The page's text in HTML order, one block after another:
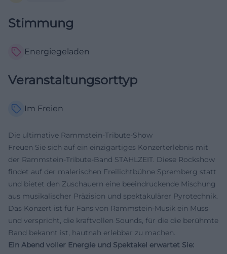
Stimmung
Energiegeladen
Veranstaltungsorttyp
Im Freien
Die ultimative Rammstein-Tribute-Show
Freuen Sie sich auf ein einzigartiges Konzerterlebnis mit
der Rammstein-Tribute-Band STAHLZEIT. Diese Rockshow
findet auf der malerischen Freilichtbühne Spremberg statt
und bietet den Zuschauern eine beeindruckende Mischung
aus musikalischer Präzision und spektakulärer Pyrotechnik.
Das Konzert ist für Fans von Rammstein-Musik ein Muss
und verspricht, die kraftvollen Sounds, für die die berühmte
Band bekannt ist, hautnah erlebbar zu machen.
Ein Abend voller Energie und Spektakel erwartet Sie: